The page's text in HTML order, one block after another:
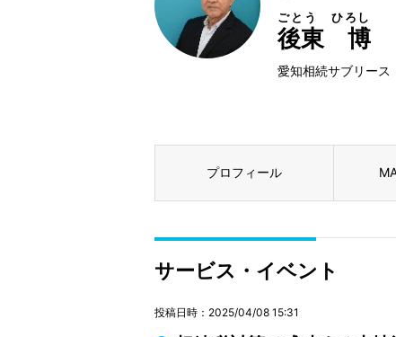
後東 博
ごとう ひろし
愛知相続サブリース
プロフィール
サービス・イベント
投稿日時：2025/04/08 15:31